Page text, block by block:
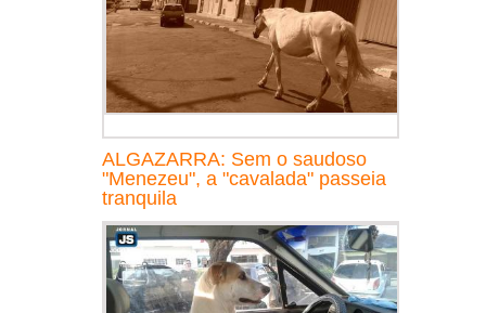
ALGAZARRA: Sem o saudoso
"Menezeu", a "cavalada" passeia
tranquila